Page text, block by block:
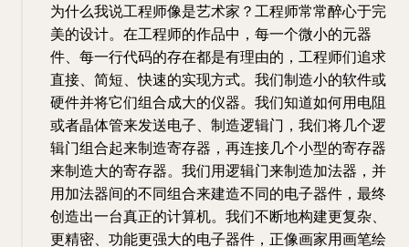
为什么我说工程师像是艺术家？工程师常常醉心于完
美的设计。在工程师的作品中，每一个微小的元器
件、每一行代码的存在都是有理由的，工程师们追求
直接、简短、快速的实现方式。我们制造小的软件或
硬件并将它们组合成大的仪器。我们知道如何用电阻
或者晶体管来发送电子、制造逻辑门，我们将几个逻
辑门组合起来制造寄存器，再连接几个小型的寄存器
来制造大的寄存器。我们用逻辑门来制造加法器，并
用加法器间的不同组合来建造不同的电子器件，最终
创造出一台真正的计算机。我们不断地构建更复杂、
更精密、功能更强大的电子器件，正像画家用画笔绘